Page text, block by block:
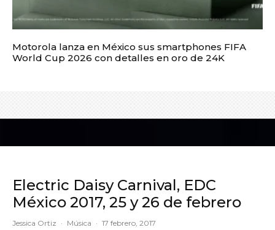
Motorola lanza en México sus smartphones FIFA
World Cup 2026 con detalles en oro de 24K
Electric Daisy Carnival, EDC
México 2017, 25 y 26 de febrero
Jessica Ortiz · Música · 17 febrero, 2017